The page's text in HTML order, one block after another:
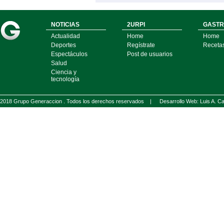
NOTICIAS
Actualidad
Deportes
Espectáculos
Salud
Ciencia y
tecnología
2URPI
Home
Regístrate
Post de usuarios
Home
2018 Grupo Generaccion . Todos los derechos reservados | Desarrollo Web: Luis